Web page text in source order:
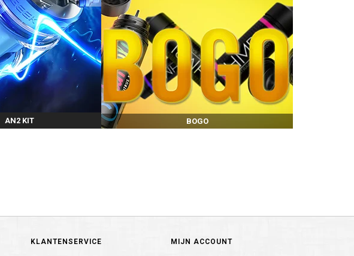
AN2 KIT BOGO
KLANTENSERVICE MIJN ACCOUNT